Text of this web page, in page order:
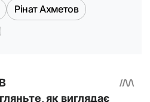
Рінат Ахметов